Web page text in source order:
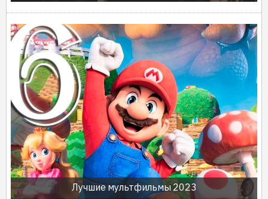
Лучшие мультфильмы 2023